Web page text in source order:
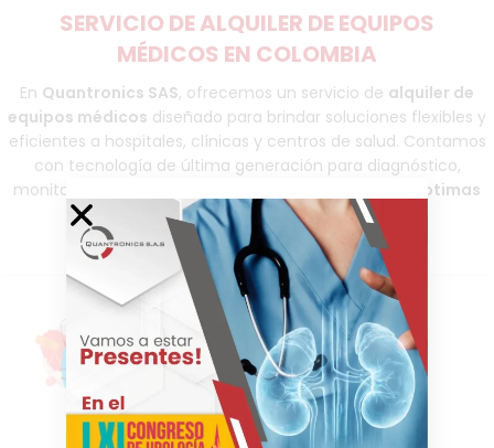
SERVICIO DE ALQUILER DE EQUIPOS
MÉDICOS EN COLOMBIA
En Quantronics SAS, ofrecemos un servicio de alquiler de
equipos médicos diseñado para brindar soluciones flexibles y
eficientes a hospitales, clínicas y centros de salud. Contamos
con tecnología de última generación para diagnóstico,
monitoreo y tratamiento, garantizando equipos en
óptimas
condiciones y listos para su uso inmediato
Más de 15 años de experiencia en
tecnología médica.